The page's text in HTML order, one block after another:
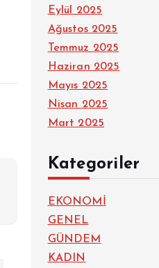
Eylül 2025
Ağustos 2025
Temmuz 2025
Haziran 2025
Mayıs 2025
Nisan 2025
Mart 2025
Kategoriler
EKONOMİ
GENEL
GÜNDEM
KADIN